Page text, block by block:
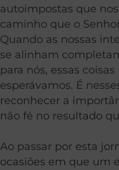
autoimpostas que
caminho que o
Quando as nossas
se alinham
para nós, essas
esperávamos. É
reconhecer a
não fé no resultado
Ao passar por esta
ocasiões em que um